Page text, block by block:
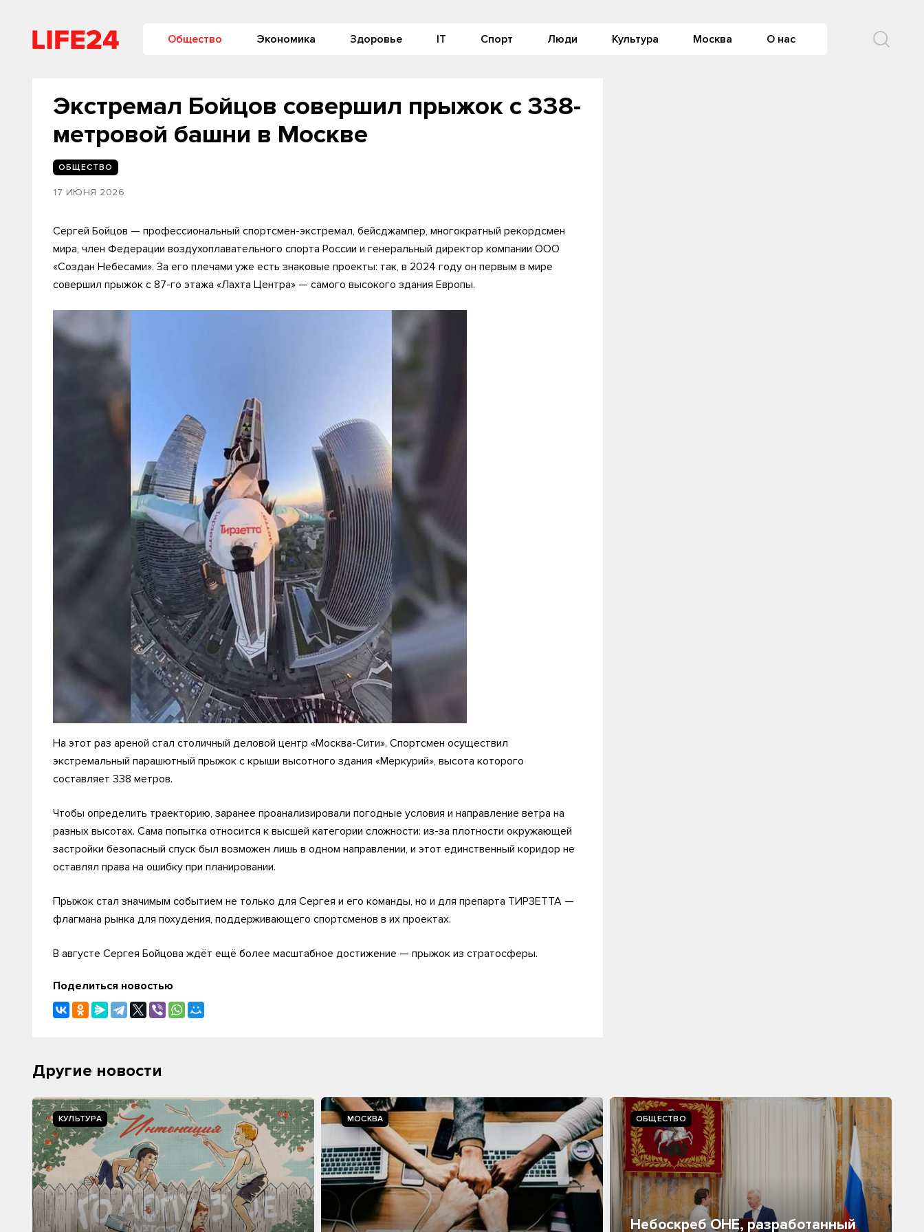
Общество Экономика Здоровье IT Спорт Люди Культура Москва О нас
Экстремал Бойцов совершил прыжок с 338-
метровой башни в Москве
ОБЩЕСТВО
17 ИЮНЯ 2026
Сергей Бойцов — профессиональный спортсмен-экстремал, бейсджампер, многократный рекордсмен
мира, член Федерации воздухоплавательного спорта России и генеральный директор компании ООО
«Создан Небесами». За его плечами уже есть знаковые проекты: так, в 2024 году он первым в мире
совершил прыжок с 87-го этажа «Лахта Центра» — самого высокого здания Европы.
На этот раз ареной стал столичный деловой центр «Москва-Сити». Спортсмен осуществил
экстремальный парашютный прыжок с крыши высотного здания «Меркурий», высота которого
составляет 338 метров.
Чтобы определить траекторию, заранее проанализировали погодные условия и направление ветра на
разных высотах. Сама попытка относится к высшей категории сложности: из-за плотности окружающей
застройки безопасный спуск был возможен лишь в одном направлении, и этот единственный коридор не
оставлял права на ошибку при планировании.
Прыжок стал значимым событием не только для Сергея и его команды, но и для препарта ТИРЗЕТТА —
флагмана рынка для похудения, поддерживающего спортсменов в их проектах.
В августе Сергея Бойцова ждёт ещё более масштабное достижение — прыжок из стратосферы.
Поделиться новостью
Другие новости
КУЛЬТУРА МОСКВА ОБЩЕСТВО
Небоскреб ОНЕ, разработанный